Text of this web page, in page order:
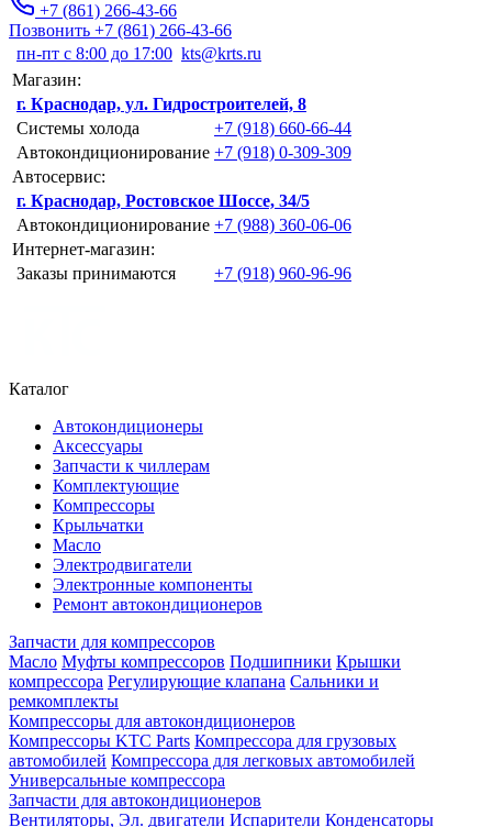
+7 (861) 266-43-66
Позвонить +7 (861) 266-43-66
пн-пт с 8:00 до 17:00 kts@krts.ru
Магазин:
г. Краснодар, ул. Гидростроителей, 8
Системы холода
+7 (918) 660-66-44
Автокондиционирование +7 (918) 0-309-309
Автосервис:
г. Краснодар, Ростовское Шоссе, 34/5
Автокондиционирование +7 (988) 360-06-06
Интернет-магазин:
Заказы принимаются
+7 (918) 960-96-96
Каталог
Автокондиционеры
Аксессуары
Запчасти к чиллерам
Комплектующие
Компрессоры
Крыльчатки
Масло
Электродвигатели
Электронные компоненты
Ремонт автокондиционеров
Запчасти для компрессоров
Масло Муфты компрессоров Подшипники Крышки
компрессора Регулирующие клапана Сальники и
ремкомплекты
Компрессоры для автокондиционеров
Компрессоры KTC Parts Компрессора для грузовых
автомобилей Компрессора для легковых автомобилей
Универсальные компрессора
Запчасти для автокондиционеров
Вентиляторы, Эл. двигатели Испарители Конденсаторы